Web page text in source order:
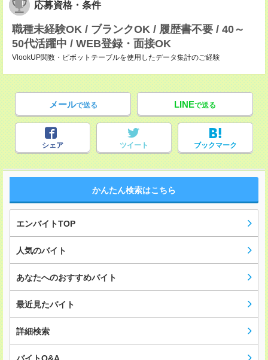
応募資格・条件
職種未経験OK / ブランクOK / 履歴書不要 / 40～
50代活躍中 / WEB登録・面接OK
VlookUP関数・ピボットテーブルを使用したデータ集計のご経験
メールで送る LINEで送る
シェア ツイート ブックマーク
かんたん検索はこちら
エンバイトTOP
人気のバイト
あなたへのおすすめバイト
最近見たバイト
詳細検索